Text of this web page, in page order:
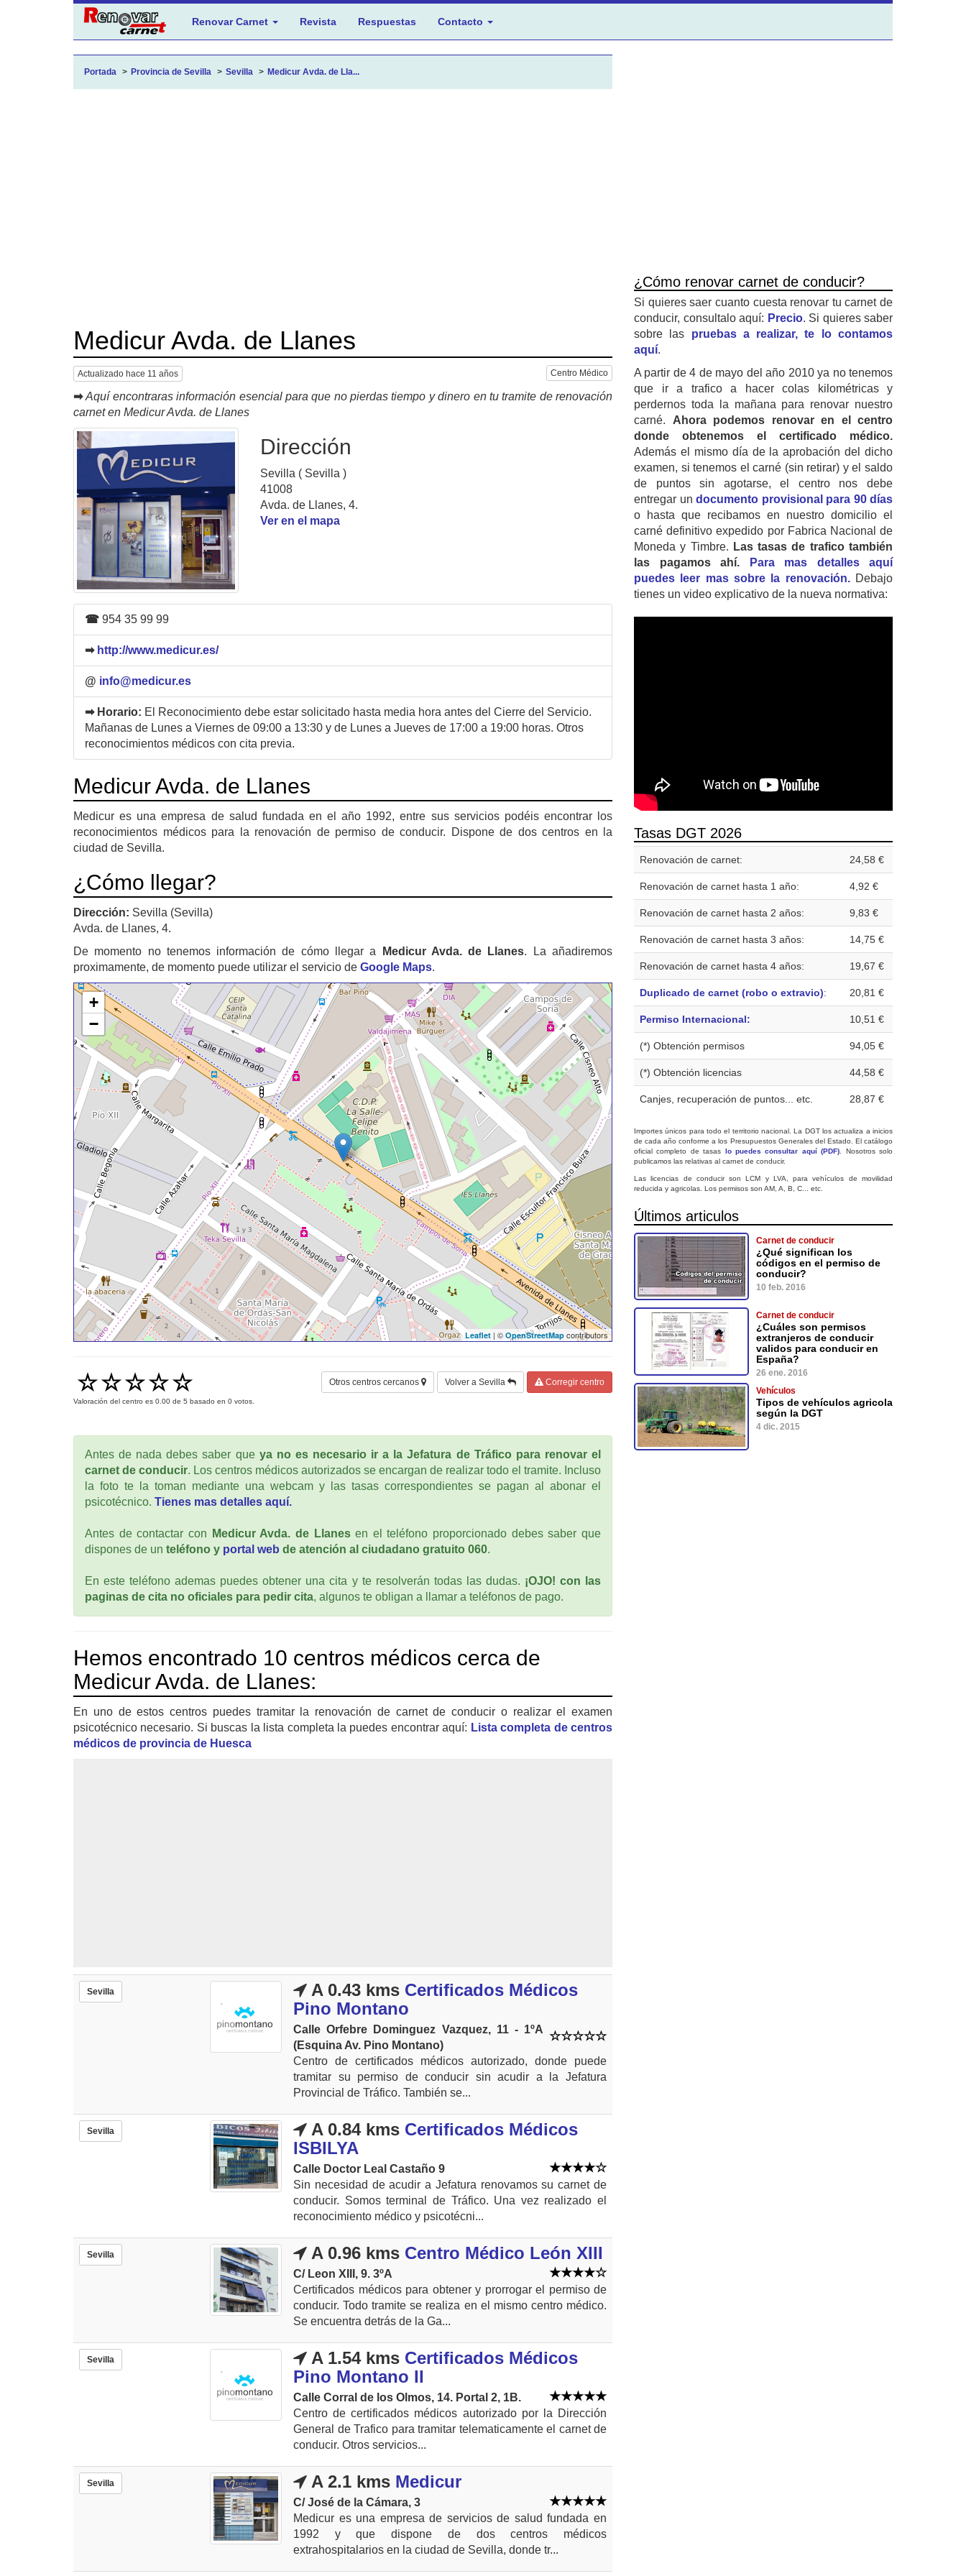
Renovar Carnet Revista Respuestas Contacto
Portada Provincia de Sevilla Sevilla Medicur Avda. de Lla...
Medicur Avda. de Llanes
Actualizado hace 11 años Centro Médico
➡ Aquí encontraras información esencial para que no pierdas tiempo y dinero en tu tramite de renovación
carnet en Medicur Avda. de Llanes
Dirección
Sevilla ( Sevilla )
41008
Avda. de Llanes, 4.
Ver en el mapa
☎ 954 35 99 99
➡ http://www.medicur.es/
@ info@medicur.es
➡ Horario: El Reconocimiento debe estar solicitado hasta media hora antes del Cierre del Servicio.
Mañanas de Lunes a Viernes de 09:00 a 13:30 y de Lunes a Jueves de 17:00 a 19:00 horas. Otros
reconocimientos médicos con cita previa.
Medicur Avda. de Llanes
Medicur es una empresa de salud fundada en el año 1992, entre sus servicios podéis encontrar los
reconocimientos médicos para la renovación de permiso de conducir. Dispone de dos centros en la
ciudad de Sevilla.
¿Cómo llegar?
Dirección: Sevilla (Sevilla)
Avda. de Llanes, 4.
De momento no tenemos información de cómo llegar a
Medicur Avda. de Llanes. La añadiremos
proximamente, de momento puede utilizar el servicio de Google Maps.
+
−
Leaflet | © OpenStreetMap contributors
Valoración del centro es 0.00 de 5 basado en 0 votos.
Otros centros cercanos Volver a Sevilla Corregir centro
Antes de nada debes saber que ya no es necesario ir a la Jefatura de Tráfico para renovar el
carnet de conducir. Los centros médicos autorizados se encargan de realizar todo el tramite. Incluso
la foto te la toman mediante una webcam y las tasas correspondientes se pagan al abonar el
psicotécnico. Tienes mas detalles aquí.
Antes de contactar con Medicur Avda. de Llanesen el teléfono proporcionado debes saber que
dispones de un teléfono y portal web de atención al ciudadano gratuito 060.
En este teléfono ademas puedes obtener una cita y te resolverán todas las dudas. ¡OJO! con las
paginas de cita no oficiales para pedir cita, algunos te obligan a llamar a teléfonos de pago.
Hemos encontrado 10 centros médicos cerca de
Medicur Avda. de Llanes:
En uno de estos centros puedes tramitar la renovación de carnet de conducir o realizar el examen
psicotécnico necesario. Si buscas la lista completa la puedes encontrar aquí: Lista completa de centros
médicos de provincia de Huesca
Sevilla A 0.43 kms Certificados Médicos
Pino Montano
Calle Orfebre Dominguez Vazquez, 11 - 1ºA
(Esquina Av. Pino Montano)
Centro de certificados médicos autorizado, donde puede
tramitar su permiso de conducir sin acudir a la Jefatura
Provincial de Tráfico. También se...
Sevilla A 0.84 kms Certificados Médicos
ISBILYA
Calle Doctor Leal Castaño 9
Sin necesidad de acudir a Jefatura renovamos su carnet de
conducir. Somos terminal de Tráfico. Una vez realizado el
reconocimiento médico y psicotécni...
Sevilla A 0.96 kms Centro Médico León XIII
C/ Leon XIII, 9. 3ºA
Certificados médicos para obtener y prorrogar el permiso de
conducir. Todo tramite se realiza en el mismo centro médico.
Se encuentra detrás de la Ga...
Sevilla A 1.54 kms Certificados Médicos
Pino Montano II
Calle Corral de los Olmos, 14. Portal 2, 1B.
Centro de certificados médicos autorizado por la Dirección
General de Trafico para tramitar telematicamente el carnet de
conducir. Otros servicios...
Sevilla A 2.1 kms Medicur
C/ José de la Cámara, 3
Medicur es una empresa de servicios de salud fundada en
1992 y que dispone de dos centros médicos
extrahospitalarios en la ciudad de Sevilla, donde tr...
¿Cómo renovar carnet de conducir?
Si quieres saer cuanto cuesta renovar tu carnet de
conducir, consultalo aquí: Precio. Si quieres saber
sobre las pruebas a realizar, te lo contamos
aquí.
A partir de 4 de mayo del año 2010 ya no tenemos
que ir a trafico a hacer colas kilométricas y
perdernos toda la mañana para renovar nuestro
carné. Ahora podemos renovar en el centro
donde obtenemos el certificado médico.
Además el mismo día de la aprobación del dicho
examen, si tenemos el carné (sin retirar) y el saldo
de puntos sin agotarse, el centro nos debe
entregar un documento provisional para 90 días
o hasta que recibamos en nuestro domicilio el
carné definitivo expedido por Fabrica Nacional de
Moneda y Timbre. Las tasas de trafico también
las pagamos ahí.
Para mas detalles aquí
puedes leer mas sobre la renovación.Debajo
tienes un video explicativo de la nueva normativa:
Tasas DGT 2026
Renovación de carnet: 24,58 €
Renovación de carnet hasta 1 año: 4,92 €
Renovación de carnet hasta 2 años: 9,83 €
Renovación de carnet hasta 3 años: 14,75 €
Renovación de carnet hasta 4 años: 19,67 €
Duplicado de carnet (robo o extravio): 20,81 €
Permiso Internacional: 10,51 €
(*) Obtención permisos 94,05 €
(*) Obtención licencias 44,58 €
Canjes, recuperación de puntos... etc. 28,87 €
Importes únicos para todo el territorio nacional. La DGT los actualiza a inicios
de cada año conforme a los Presupuestos Generales del Estado. El catálogo
oficial completo de tasas lo puedes consultar aquí (PDF) . Nosotros solo
publicamos las relativas al carnet de conducir.
Las licencias de conducir son LCM y LVA, para vehículos de movilidad
reducida y agricolas. Los permisos son AM, A, B, C... etc.
Últimos articulos
Carnet de conducir
¿Qué significan los
códigos en el permiso de
conducir?
10 feb. 2016
Carnet de conducir
¿Cuáles son permisos
extranjeros de conducir
validos para conducir en
España?
26 ene. 2016
Vehículos
Tipos de vehículos agricola
según la DGT
4 dic. 2015